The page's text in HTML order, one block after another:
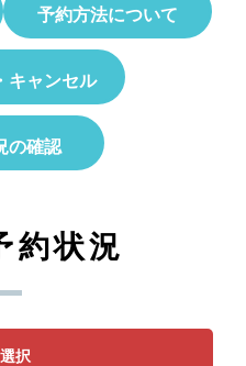
予約方法について
キャンセル
の確認
約状況
択